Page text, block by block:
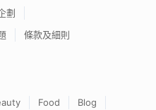
劃
條款及細則
Food
Blog